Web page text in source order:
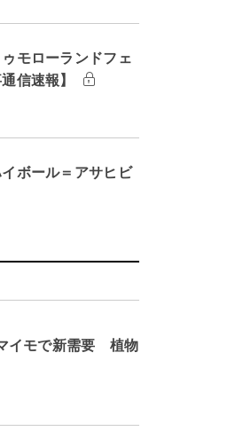
モローランドフェ
信速報】
イボール＝アサヒビ
イモで新需要 植物